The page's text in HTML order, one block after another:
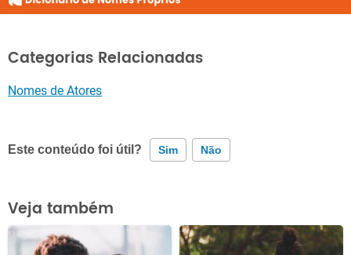
Categorias Relacionadas
Nomes de Atores
Este conteúdo foi útil? Sim Não
Este conteúdo contém informação incorreta
Este conteúdo não tem a informação que procuro
Veja também